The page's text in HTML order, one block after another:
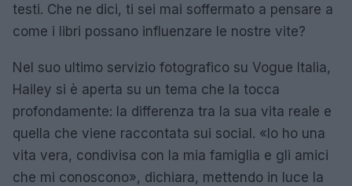
testi. Che ne dici, ti sei mai soffermato a pensare a
come i libri possano influenzare le nostre vite?
Nel suo ultimo servizio fotografico su Vogue Italia,
Hailey si è aperta su un tema che la tocca
profondamente: la differenza tra la sua vita reale e
quella che viene raccontata sui social. «Io ho una
vita vera, condivisa con la mia famiglia e gli amici
che mi conoscono», dichiara, mettendo in luce la